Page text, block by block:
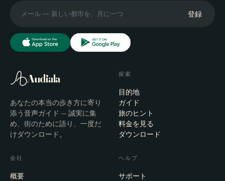
登録
Audiala
あなたの本当の歩き方に寄り
添う音声ガイド — 誠実に集
め、街のために語り、一度だ
けダウンロード。
探索
目的地
ガイド
旅のヒント
料金を見る
ダウンロード
会社
概要
ヘルプ
サポート